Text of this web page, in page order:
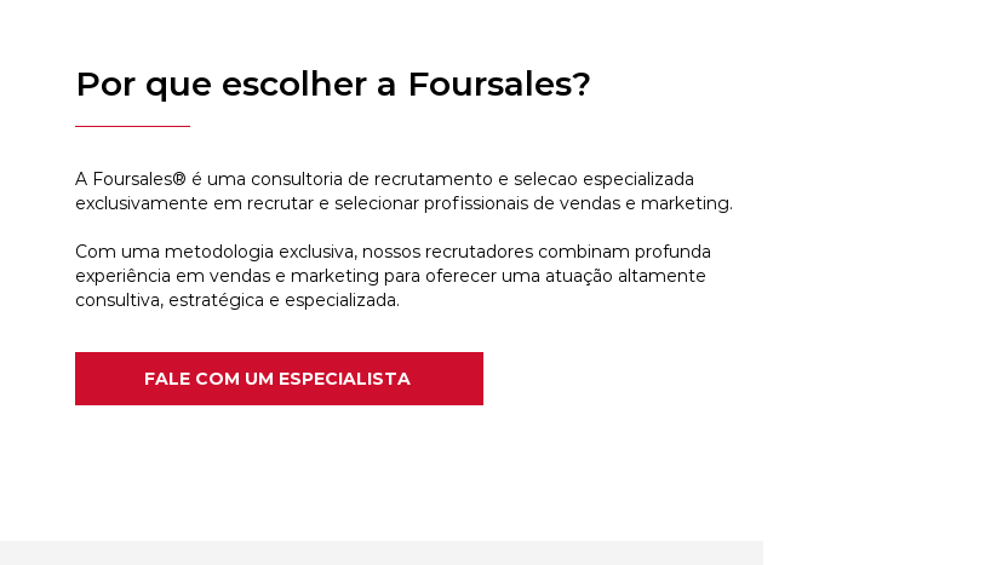
Por que escolher a Foursales?
A Foursales® é uma consultoria de recrutamento e selecao especializada
exclusivamente em recrutar e selecionar profissionais de vendas e marketing.
Com uma metodologia exclusiva, nossos recrutadores combinam profunda
experiência em vendas e marketing para oferecer uma atuação altamente
consultiva, estratégica e especializada.
FALE COM UM ESPECIALISTA